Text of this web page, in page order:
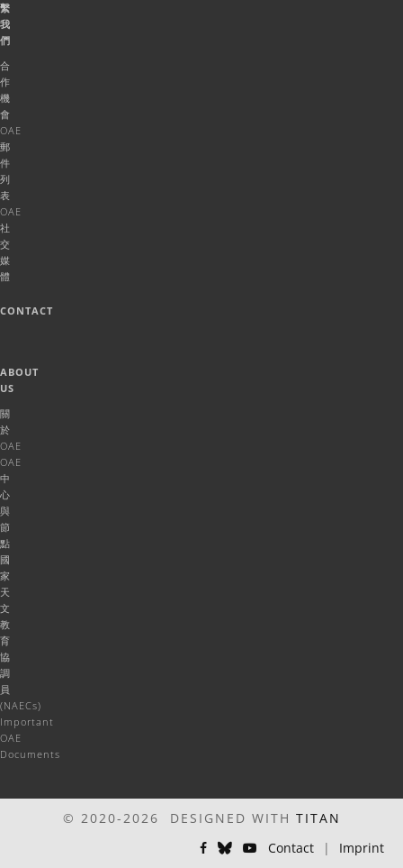
繫
我
們
合
作
機
會
OAE
郵
件
列
表
OAE
社
交
媒
體
CONTACT
ABOUT
US
關
於
OAE
OAE
中
心
與
節
點
國
家
天
文
教
育
協
調
員
(NAECs)
Important
OAE
Documents
© 2020-2026 DESIGNED WITH TITAN
Contact
| Imprint